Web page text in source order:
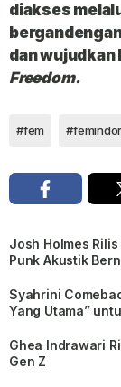
diakses
danwujudkan
Freedom.
#fem
Josh Holmes
Punk Akustik
Syahrini
Yang Utama”
Ghea Indrawari
Gen Z